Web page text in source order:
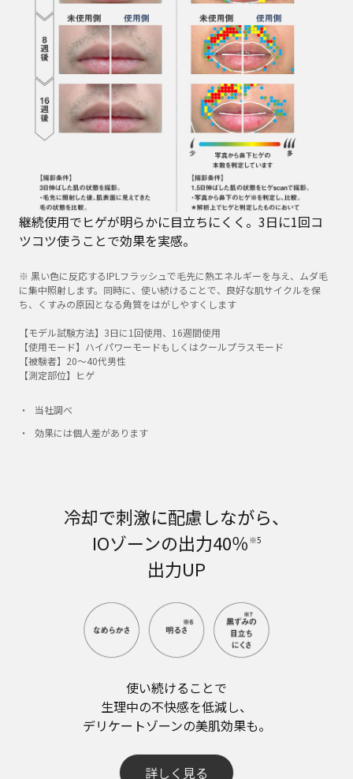
継続使用でヒゲが明らかに目立ちにくく。3日に1回コ
ツコツ使うことで効果を実感。​
※ 黒い色に反応するIPLフラッシュで毛先に熱エネルギーを与え、ムダ毛
に集中照射します。同時に、使い続けることで、良好な肌サイクルを保
ち、くすみの原因となる角質をはがしやすくします
【モデル試験方法】3日に1回使用、16週間使用​
【使用モード】ハイパワーモードもしくはクールプラスモード
【被験者】20～40代男性​
【測定部位】ヒゲ​
当社調べ​
効果には個人差があります​
冷却で刺激に配慮しながら、
IOゾーンの出力40％​ ※5
出力UP
使い続けることで​
生理中の不快感を低減し、
デリケートゾーンの美肌効果も。​
詳しく見る